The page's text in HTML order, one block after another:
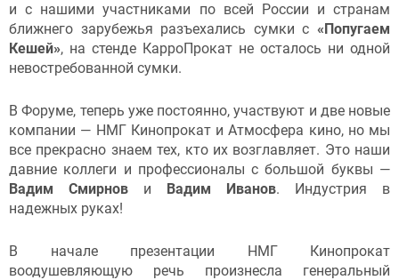
и с нашими участниками по всей России и странам
ближнего зарубежья разъехались сумки с «Попугаем
Кешей», на стенде КарроПрокат не осталось ни одной
невостребованной сумки.
В Форуме, теперь уже постоянно, участвуют и две новые
компании — НМГ Кинопрокат и Атмосфера кино, но мы
все прекрасно знаем тех, кто их возглавляет. Это наши
давние коллеги и профессионалы с большой буквы —
Вадим Смирнов и Вадим Иванов. Индустрия в
надежных руках!
В начале презентации НМГ Кинопрокат
воодушевляющую речь произнесла генеральный